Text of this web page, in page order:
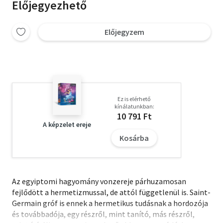
Előjegyezhető
Előjegyzem
A képzelet ereje
Ez is elérhető
kínálatunkban:
10 791 Ft
Kosárba
Az egyiptomi hagyomány vonzereje párhuzamosan
fejlődött a hermetizmussal, de attól függetlenül is. Saint-
Germain gróf is ennek a hermetikus tudásnak a hordozója
és továbbadója, egy részről, mint tanító, más részről,